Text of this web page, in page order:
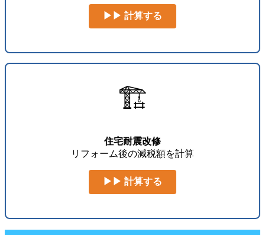
▶▶ 計算する
🏗️
住宅耐震改修
リフォーム後の減税額を計算
▶▶ 計算する